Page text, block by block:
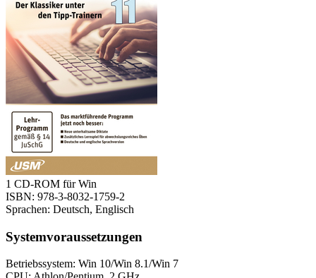
1 CD-ROM für Win
ISBN: 978-3-8032-1759-2
Sprachen: Deutsch, Englisch
Systemvoraussetzungen
Betriebssystem: Win 10/Win 8.1/Win 7